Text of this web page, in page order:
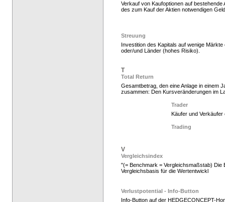
Verkauf von Kaufoptionen auf
des zum Kauf der Aktien notwendigen
Streuung
Investition des Kapitals auf wenige
oder/und Länder (hohes Risiko).
T
Total Return
Gesamtbetrag, den eine Anlage in einem
zusammen: Den Kursveränderungen im
Trader
Käufer und
Trading
V
Vergleichsindex
"(= Benchmark = Vergleichsmaßstab) Die
Vergleichsbasis für die Wertentwickl
Verlustpotential - Info-Button
Info-Button auf der HEDGECONCEPT-